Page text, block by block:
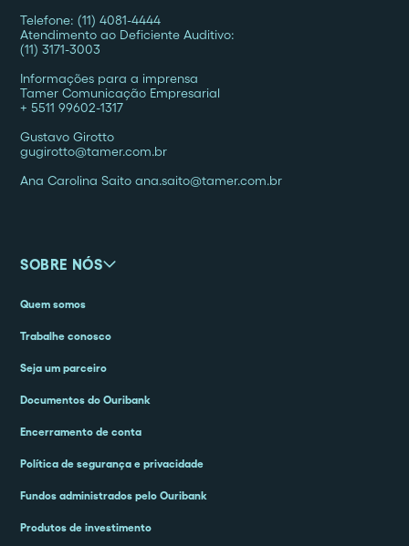
Telefone: (11) 4081-4444
Atendimento ao Deficiente Auditivo:
(11) 3171-3003
Informações para a imprensa
Tamer Comunicação Empresarial
+ 5511 99602-1317
Gustavo Girotto
gugirotto@tamer.com.br
Ana Carolina Saito ana.saito@tamer.com.br
SOBRE NÓS
Quem somos
Trabalhe conosco
Seja um parceiro
Documentos do Ouribank
Encerramento de conta
Política de segurança e privacidade
Fundos administrados pelo Ouribank
Produtos de investimento